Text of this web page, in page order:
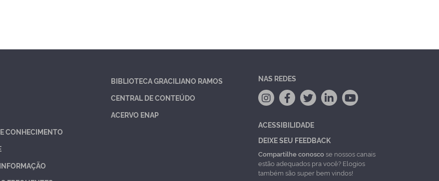
CONHECIMENTO
BIBLIOTECA GRACILIANO RAMOS
CENTRAL DE CONTEÚDO
ACERVO ENAP
NAS REDES
ACESSIBILIDADE
DEIXE SEU FEEDBACK
Compartilhe conoscose nossos canais
estão adequados pra você? Elogios
também são super bem vindos!